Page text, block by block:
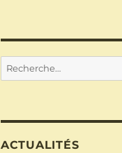
Recherche
pour :
ACTUALITÉS